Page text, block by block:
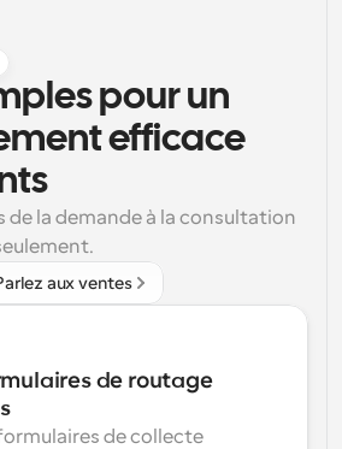
surpuissante avec des appels
alimentés par l'IA
et les rappels
les dernières nouvelles et mises à
clients en quelques minutes
dynamique
des réunions avec plusieurs
quelque chose se passe
pour un
efficace
de la demande à la consultation
aux ventes
de routage
de collecte